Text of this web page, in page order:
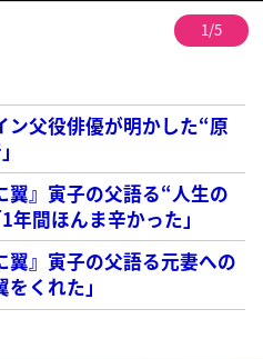
1/5
父役俳優が明かした“原
翼』寅子の父語る“人生の
間ほんま辛かった」
翼』寅子の父語る元妻への
くれた」